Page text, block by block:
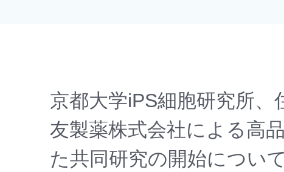
京都大学iPS細胞研究所
友製薬株式会社による高
た共同研究の開始について